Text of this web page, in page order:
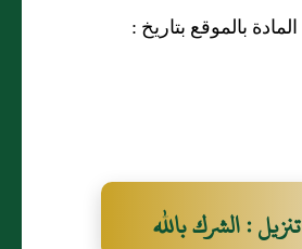
بالموقع بتاريخ :
: الشرك بالله